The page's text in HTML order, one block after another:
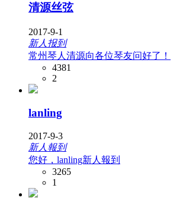
清源丝弦
2017-9-1
新人报到
常州琴人清源向各位琴友问好了！
4381
2
lanling
2017-9-3
新人報到
您好，lanling新人報到
3265
1